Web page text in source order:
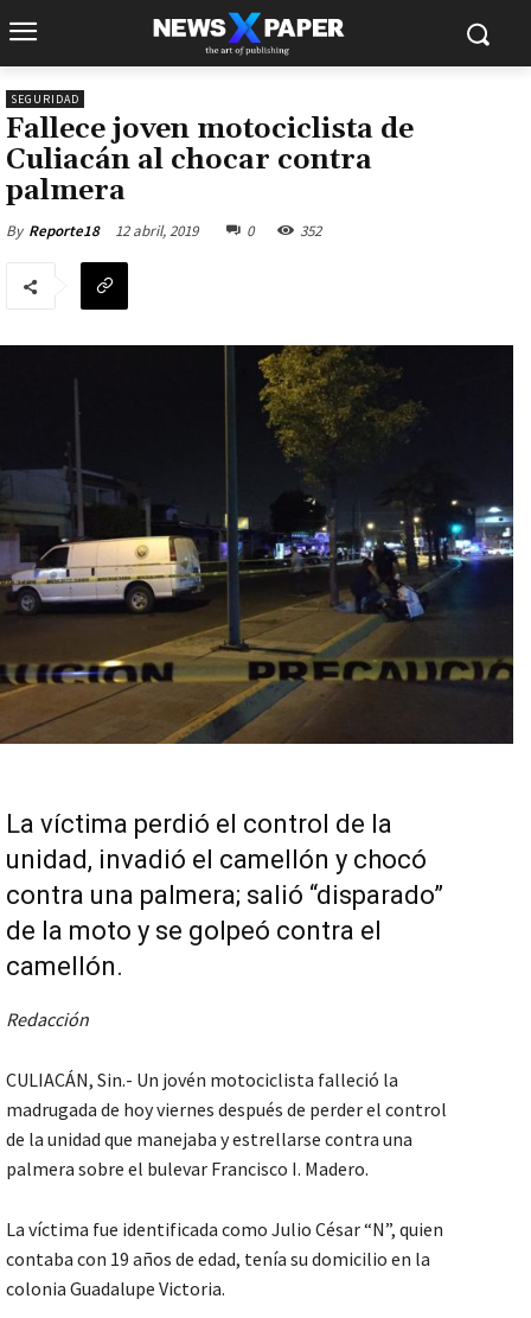
SEGURIDAD
Fallece joven motociclista de
Culiacán al chocar contra
palmera
By Reporte18 12 abril, 2019 0 352
La víctima perdió el control de la
unidad, invadió el camellón y chocó
contra una palmera; salió “disparado”
de la moto y se golpeó contra el
camellón.
Redacción
CULIACÁN, Sin.- Un jovén motociclista falleció la
madrugada de hoy viernes después de perder el control
de la unidad que manejaba y estrellarse contra una
palmera sobre el bulevar Francisco I. Madero.
La víctima fue identificada como Julio César “N”, quien
contaba con 19 años de edad, tenía su domicilio en la
colonia Guadalupe Victoria.